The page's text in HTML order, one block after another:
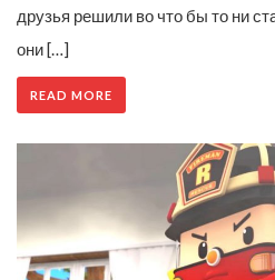
друзья решили во что бы то ни
они […]
READ MORE